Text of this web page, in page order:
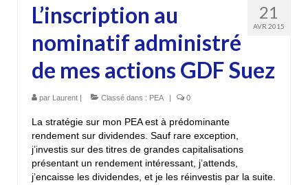
21
AVR 2015
L’inscription au
nominatif administré
de mes actions GDF Suez
par Laurent | Classé dans : PEA | 0
La stratégie sur mon PEA est à prédominante
rendement sur dividendes. Sauf rare exception,
j’investis sur des titres de grandes capitalisations
présentant un rendement intéressant, j’attends,
j’encaisse les dividendes, et je les réinvestis par la suite.